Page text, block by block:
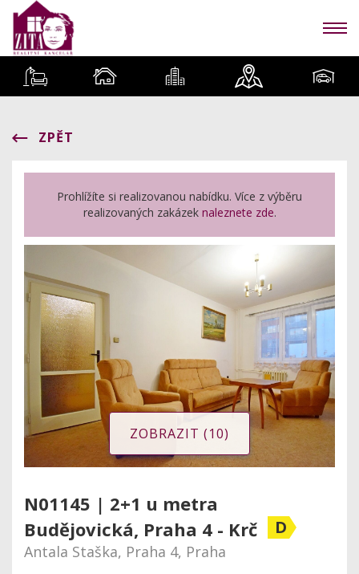
ZPĚT
Prohlížíte si realizovanou nabídku. Více z výběru
realizovaných zakázek naleznete zde.
ZOBRAZIT (10)
N01145 | 2+1 u metra
Budějovická, Praha 4 - Krč
D
Antala Staška, Praha 4, Praha